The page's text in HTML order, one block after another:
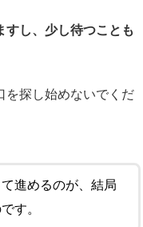
すし、少し待つことも
を探し始めないでくだ
進めるのが、結局
す。